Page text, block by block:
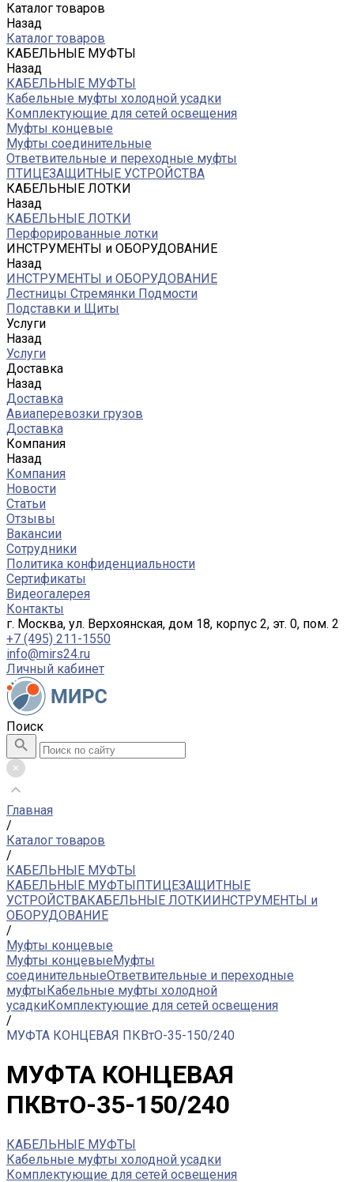
Каталог товаров
Назад
Каталог товаров
КАБЕЛЬНЫЕ МУФТЫ
Назад
КАБЕЛЬНЫЕ МУФТЫ
Кабельные муфты холодной усадки
Комплектующие для сетей освещения
Муфты концевые
Муфты соединительные
Ответвительные и переходные муфты
ПТИЦЕЗАЩИТНЫЕ УСТРОЙСТВА
КАБЕЛЬНЫЕ ЛОТКИ
Назад
КАБЕЛЬНЫЕ ЛОТКИ
Перфорированные лотки
ИНСТРУМЕНТЫ и ОБОРУДОВАНИЕ
Назад
ИНСТРУМЕНТЫ и ОБОРУДОВАНИЕ
Лестницы Стремянки Подмости
Подставки и Щиты
Услуги
Назад
Услуги
Доставка
Назад
Доставка
Авиаперевозки грузов
Доставка
Компания
Назад
Компания
Новости
Статьи
Отзывы
Вакансии
Сотрудники
Политика конфиденциальности
Сертификаты
Видеогалерея
Контакты
г. Москва, ул. Верхоянская, дом 18, корпус 2, эт. 0, пом. 2
+7 (495) 211-1550
info@mirs24.ru
Личный кабинет
Поиск
Главная
/
Каталог товаров
/
КАБЕЛЬНЫЕ МУФТЫ
КАБЕЛЬНЫЕ МУФТЫПТИЦЕЗАЩИТНЫЕ
УСТРОЙСТВАКАБЕЛЬНЫЕ ЛОТКИИНСТРУМЕНТЫ и
ОБОРУДОВАНИЕ
/
Муфты концевые
Муфты концевыеМуфты
соединительныеОтветвительные и переходные
муфтыКабельные муфты холодной
усадкиКомплектующие для сетей освещения
/
МУФТА КОНЦЕВАЯ ПКВтО-35-150/240
МУФТА КОНЦЕВАЯ
ПКВтО-35-150/240
КАБЕЛЬНЫЕ МУФТЫ
Кабельные муфты холодной усадки
Комплектующие для сетей освещения